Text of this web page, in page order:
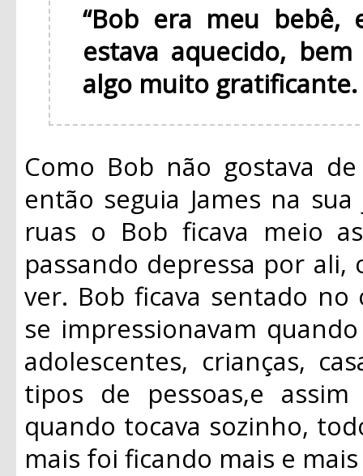
“Bob era meu
estava aquecido,
algo muito gratificante.
Como Bob não gostava
então seguia James na
ruas o Bob ficava meio
passando depressa por
ver. Bob ficava sentado
se impressionavam
adolescentes, crianças,
tipos de pessoas,e
quando tocava sozinho,
mais foi ficando mais e